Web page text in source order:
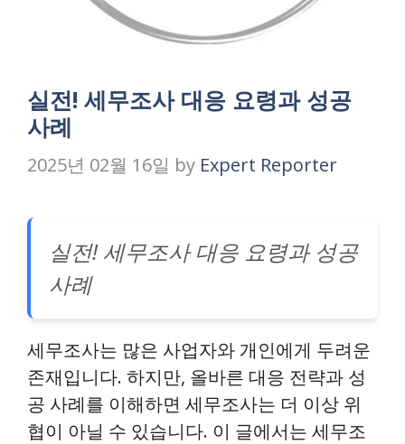
실전! 세무조사 대응 요령과 성공
사례
2025년 02월 16일 by Expert Reporter
실전! 세무조사 대응 요령과 성공
사례
세무조사는 많은 사업자와 개인에게 두려운
존재입니다. 하지만, 올바른 대응 전략과 성
공 사례를 이해하면 세무조사는 더 이상 위
협이 아닐 수 있습니다. 이 글에서는 세무조